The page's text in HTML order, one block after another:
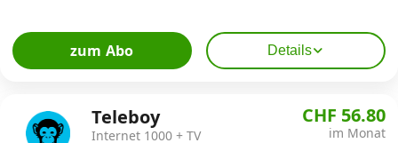
zum Abo Details
Teleboy
Internet 1000 + TV
CHF 56.80
im Monat